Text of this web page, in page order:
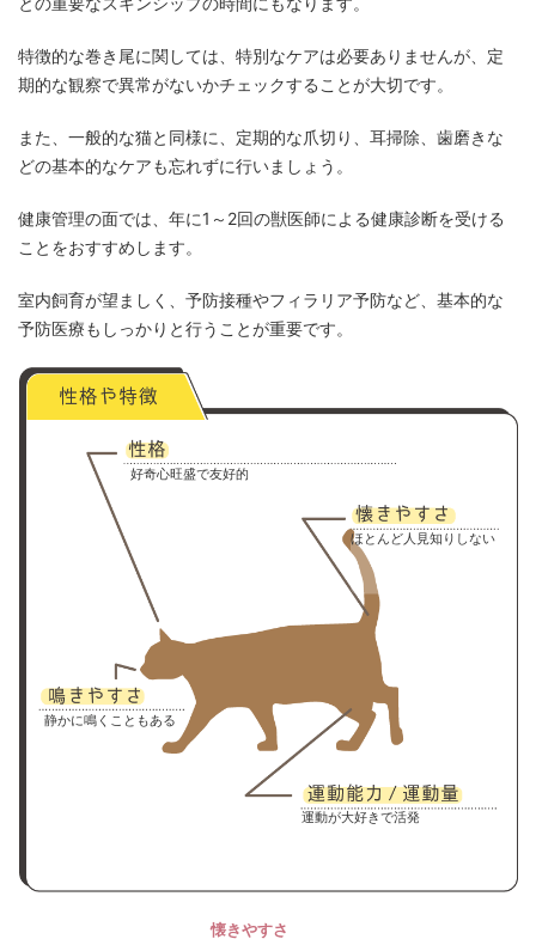
特徴的な巻き尾に関しては、特別なケアは必要ありませんが、定
期的な観察で異常がないかチェックすることが大切です。
また、一般的な猫と同様に、定期的な爪切り、耳掃除、歯磨きな
どの基本的なケアも忘れずに行いましょう。
健康管理の面では、年に1～2回の獣医師による健康診断を受ける
ことをおすすめします。
室内飼育が望ましく、予防接種やフィラリア予防など、基本的な
予防医療もしっかりと行うことが重要です。
好奇心旺盛で友好的
ほとんど人見知りしない
静かに鳴くこともある
運動が大好きで活発